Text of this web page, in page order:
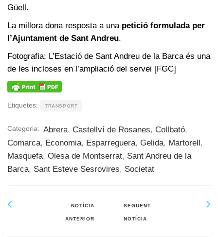
Güell.
La millora dona resposta a una petició formulada per
l’Ajuntament de Sant Andreu.
Fotografia: L’Estació de Sant Andreu de la Barca és una
de les incloses en l’ampliació del servei [FGC]
Etiquetes: TRANSPORT
Categoria: Abrera, Castellví de Rosanes, Collbató,
Comarca, Economia, Esparreguera, Gelida, Martorell ,
Masquefa, Olesa de Montserrat, Sant Andreu de la
Barca, Sant Esteve Sesrovires, Societat
NOTÍCIA
ANTERIOR
SEGÜENT
NOTÍCIA